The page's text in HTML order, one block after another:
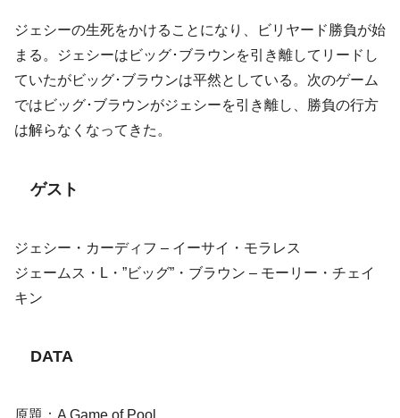
ジェシーの生死をかけることになり、ビリヤード勝負が始
まる。ジェシーはビッグ･ブラウンを引き離してリードし
ていたがビッグ･ブラウンは平然としている。次のゲーム
ではビッグ･ブラウンがジェシーを引き離し、勝負の行方
は解らなくなってきた。
ゲスト
ジェシー・カーディフ – イーサイ・モラレス
ジェームス・L・”ビッグ”・ブラウン – モーリー・チェイ
キン
DATA